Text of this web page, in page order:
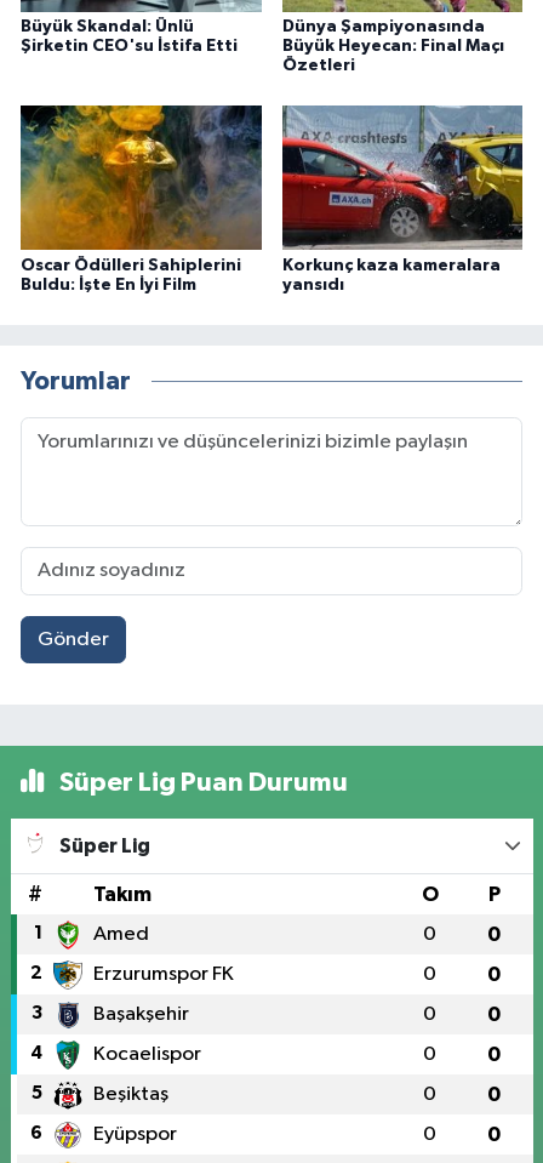
Büyük Skandal: Ünlü
Şirketin CEO'su İstifa Etti
Dünya Şampiyonasında
Büyük Heyecan: Final Maçı
Özetleri
Oscar Ödülleri Sahiplerini
Buldu: İşte En İyi Film
Korkunç kaza kameralara
yansıdı
Yorumlar
Gönder
Süper Lig Puan Durumu
Süper Lig
# Takım O P
1 Amed 0 0
2 Erzurumspor FK 0 0
3 Başakşehir 0 0
4 Kocaelispor 0 0
5 Beşiktaş 0 0
6 Eyüpspor 0 0
Türkiye
Yaşam
Yemek Tarifleri